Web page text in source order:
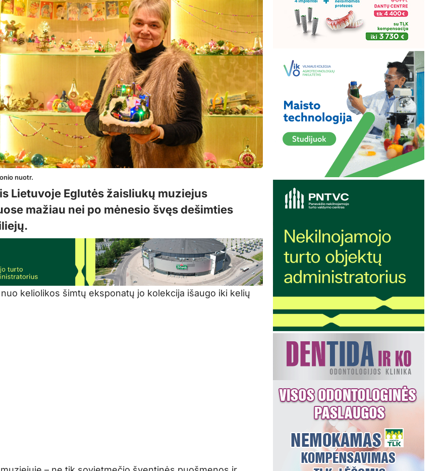
nuotr.
Lietuvoje Eglutės žaisliukų muziejus
mažiau nei po mėnesio švęs dešimties
keliolikos šimtų eksponatų jo kolekcija išaugo iki kelių